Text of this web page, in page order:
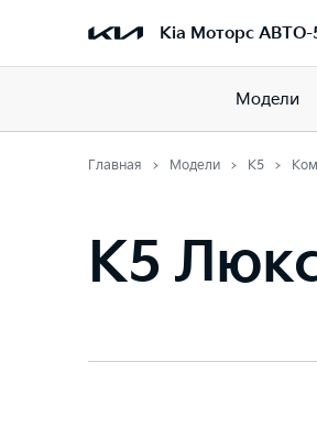
Kia Моторс АВТО-
Модели
Главная Модели K5
K5